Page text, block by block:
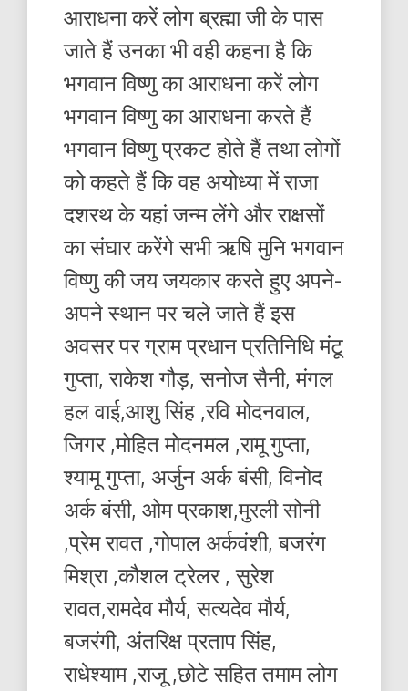
आराधना करें लोग ब्रह्मा जी के पास
जाते हैं उनका भी वही कहना है कि
भगवान विष्णु का आराधना करें लोग
भगवान विष्णु का आराधना करते हैं
भगवान विष्णु प्रकट होते हैं तथा लोगों
को कहते हैं कि वह अयोध्या में राजा
दशरथ के यहां जन्म लेंगे और राक्षसों
का संघार करेंगे सभी ऋषि मुनि भगवान
विष्णु की जय जयकार करते हुए अपने-
अपने स्थान पर चले जाते हैं इस
अवसर पर ग्राम प्रधान प्रतिनिधि मंटू
गुप्ता, राकेश गौड़, सनोज सैनी, मंगल
हल वाई,आशु सिंह ,रवि मोदनवाल,
जिगर ,मोहित मोदनमल ,रामू गुप्ता,
श्यामू गुप्ता, अर्जुन अर्क बंसी, विनोद
अर्क बंसी, ओम प्रकाश,मुरली सोनी
,प्रेम रावत ,गोपाल अर्कवंशी, बजरंग
मिश्रा ,कौशल ट्रेलर , सुरेश
रावत,रामदेव मौर्य, सत्यदेव मौर्य,
बजरंगी, अंतरिक्ष प्रताप सिंह,
राधेश्याम ,राजू ,छोटे सहित तमाम लोग